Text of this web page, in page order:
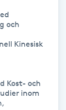
och
Kinesisk
Kost- och
inom